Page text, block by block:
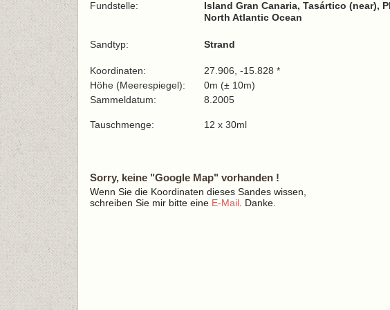
Fundstelle:
Island Gran Canaria, Tasártico (near),
North Atlantic Ocean
Sandtyp: Strand
Koordinaten:
27.906, -15.828 *
Höhe (Meerespiegel):
0m (± 10m)
Sammeldatum:
8.2005
Tauschmenge: 12 x 30ml
Sorry, keine "Google Map" vorhanden !
Wenn Sie die Koordinaten dieses Sandes wissen,
schreiben Sie mir bitte eine E-Mail . Danke.